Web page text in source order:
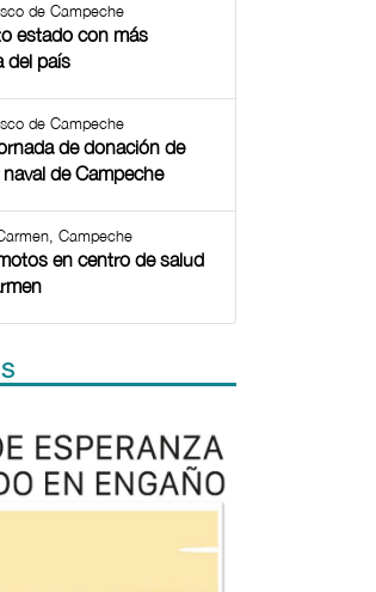
de Campeche
estado con más
del país
de Campeche
de donación de
de Campeche
Campeche
en centro de salud